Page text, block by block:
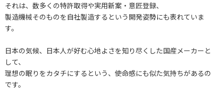
それは、数多くの特許取得や実用新案・意匠登録、
製造機械そのものを自社製造するという開発姿勢にも表れていま
す。
日本の気候、日本人が好む心地よさを知り尽くした国産メーカーと
して、
理想の眠りをカタチにするという、使命感にも似た気持ちがあるの
です。